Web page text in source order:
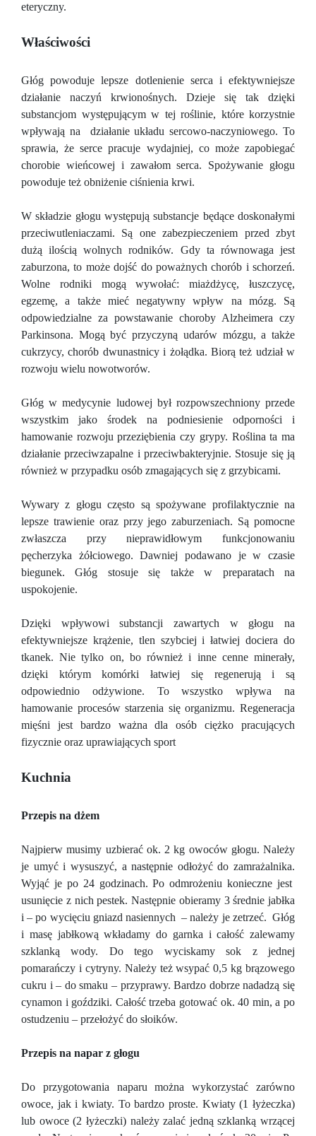
eteryczny.
Właściwości
Głóg powoduje lepsze dotlenienie serca i efektywniejsze
działanie naczyń krwionośnych. Dzieje się tak dzięki
substancjom występującym w tej roślinie, które korzystnie
wpływają na działanie układu sercowo-naczyniowego. To
sprawia, że serce pracuje wydajniej, co może zapobiegać
chorobie wieńcowej i zawałom serca. Spożywanie głogu
powoduje też obniżenie ciśnienia krwi.
W składzie głogu występują substancje będące doskonałymi
przeciwutleniaczami. Są one zabezpieczeniem przed zbyt
dużą ilością wolnych rodników. Gdy ta równowaga jest
zaburzona, to może dojść do poważnych chorób i schorzeń.
Wolne rodniki mogą wywołać: miażdżycę, łuszczycę,
egzemę, a także mieć negatywny wpływ na mózg. Są
odpowiedzialne za powstawanie choroby Alzheimera czy
Parkinsona. Mogą być przyczyną udarów mózgu, a także
cukrzycy, chorób dwunastnicy i żołądka. Biorą też udział w
rozwoju wielu nowotworów.
Głóg w medycynie ludowej był rozpowszechniony przede
wszystkim jako środek na podniesienie odporności i
hamowanie rozwoju przeziębienia czy grypy. Roślina ta ma
działanie przeciwzapalne i przeciwbakteryjnie. Stosuje się ją
również w przypadku osób zmagających się z grzybicami.
Wywary z głogu często są spożywane profilaktycznie na
lepsze trawienie oraz przy jego zaburzeniach. Są pomocne
zwłaszcza przy nieprawidłowym funkcjonowaniu
pęcherzyka żółciowego. Dawniej podawano je w czasie
biegunek. Głóg stosuje się także w preparatach na
uspokojenie.
Dzięki wpływowi substancji zawartych w głogu na
efektywniejsze krążenie, tlen szybciej i łatwiej dociera do
tkanek. Nie tylko on, bo również i inne cenne minerały,
dzięki którym komórki łatwiej się regenerują i są
odpowiednio odżywione. To wszystko wpływa na
hamowanie procesów starzenia się organizmu. Regeneracja
mięśni jest bardzo ważna dla osób ciężko pracujących
fizycznie oraz uprawiających sport
Kuchnia
Przepis na dżem
Najpierw musimy uzbierać ok. 2 kg owoców głogu. Należy
je umyć i wysuszyć, a następnie odłożyć do zamrażalnika.
Wyjąć je po 24 godzinach. Po odmrożeniu konieczne jest
usunięcie z nich pestek. Następnie obieramy 3 średnie jabłka
i – po wycięciu gniazd nasiennych – należy je zetrzeć. Głóg
i masę jabłkową wkładamy do garnka i całość zalewamy
szklanką wody. Do tego wyciskamy sok z jednej
pomarańczy i cytryny. Należy też wsypać 0,5 kg brązowego
cukru i – do smaku – przyprawy. Bardzo dobrze nadadzą się
cynamon i goździki. Całość trzeba gotować ok. 40 min, a po
ostudzeniu – przełożyć do słoików.
Przepis na napar z głogu
Do przygotowania naparu można wykorzystać zarówno
owoce, jak i kwiaty. To bardzo proste. Kwiaty (1 łyżeczka)
lub owoce (2 łyżeczki) należy zalać jedną szklanką wrzącej